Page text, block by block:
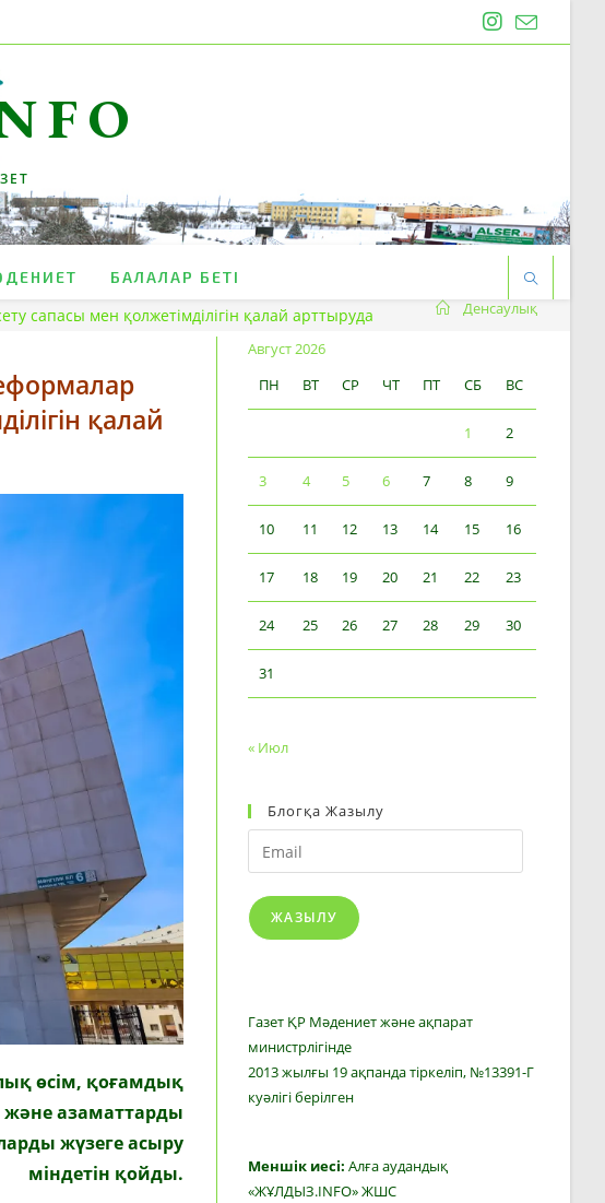
БАЛАЛАР БЕТІ
сапасы мен қолжетімділігін қалай арттыруда Денсаулық
қалай
өсім, қоғамдық
азаматтарды
жүзеге асыру
міндетін қойды.
Август 2026
ПН
ВТ СР ЧТ ПТ СБ ВС
1 2
3 4 5 6 7 8 9
10 11 12 13 14 15 16
17 18 19 20 21 22 23
24 25 26 27 28 29 30
31
« Июл
Блогқа Жазылу
Email
ЖАЗЫЛУ
Газет ҚР Мәдениет және ақпарат
министрлігінде
2013 жылғы 19 ақпанда тіркеліп, №13391-Г
куәлігі берілген
Меншік иесі: Алға аудандық
«ЖҰЛДЫЗ.INFO» ЖШС